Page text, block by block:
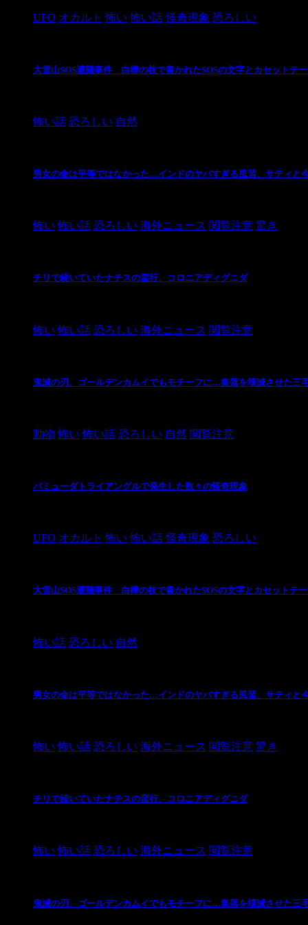
UFO オカルト 怖い 怖い話 怪奇現象 恐ろしい
大雪山SOS遭難事件 白樺の枝で書かれたSOSの文字とカセットテ
怖い話 恐ろしい 自然
男女の命は平等ではなかった…インドのヤバすぎる風習、サティと
怖い 怖い話 恐ろしい 海外ニュース 閲覧注意 驚き
チリで続いていたナチスの蛮行、コロニアディグニダ
怖い 怖い話 恐ろしい 海外ニュース 閲覧注意
鬼滅の刃、ゴールデンカムイでもモチーフに…集落を壊滅させた三
動物 怖い 怖い話 恐ろしい 自然 閲覧注意
バミューダトライアングルで発生した数々の怪奇現象
UFO オカルト 怖い 怖い話 怪奇現象 恐ろしい
大雪山SOS遭難事件 白樺の枝で書かれたSOSの文字とカセットテ
怖い話 恐ろしい 自然
男女の命は平等ではなかった…インドのヤバすぎる風習、サティと
怖い 怖い話 恐ろしい 海外ニュース 閲覧注意 驚き
チリで続いていたナチスの蛮行、コロニアディグニダ
怖い 怖い話 恐ろしい 海外ニュース 閲覧注意
鬼滅の刃、ゴールデンカムイでもモチーフに…集落を壊滅させた三